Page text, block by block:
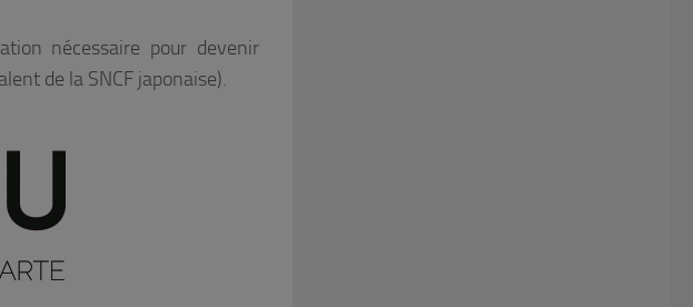
nécessaire pour devenir
de la SNCF japonaise).